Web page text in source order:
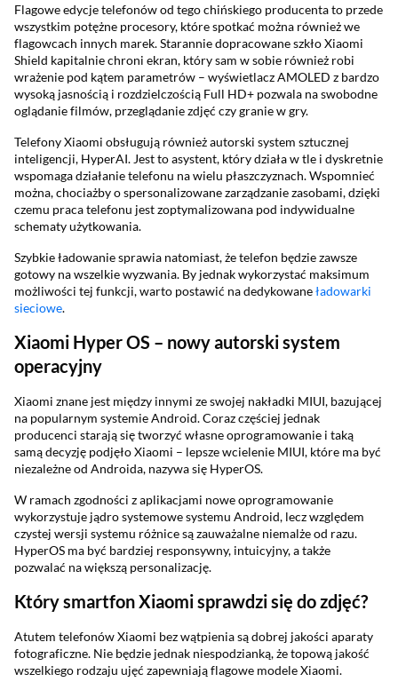
Flagowe edycje telefonów od tego chińskiego producenta to przede
wszystkim potężne procesory, które spotkać można również we
flagowcach innych marek. Starannie dopracowane szkło Xiaomi
Shield kapitalnie chroni ekran, który sam w sobie również robi
wrażenie pod kątem parametrów – wyświetlacz AMOLED z bardzo
wysoką jasnością i rozdzielczością Full HD+ pozwala na swobodne
oglądanie filmów, przeglądanie zdjęć czy granie w gry.
Telefony Xiaomi obsługują również autorski system sztucznej
inteligencji, HyperAI. Jest to asystent, który działa w tle i dyskretnie
wspomaga działanie telefonu na wielu płaszczyznach. Wspomnieć
można, chociażby o spersonalizowane zarządzanie zasobami, dzięki
czemu praca telefonu jest zoptymalizowana pod indywidualne
schematy użytkowania.
Szybkie ładowanie sprawia natomiast, że telefon będzie zawsze
gotowy na wszelkie wyzwania. By jednak wykorzystać maksimum
możliwości tej funkcji, warto postawić na dedykowaneładowarki
sieciowe.
Xiaomi Hyper OS – nowy autorski system
operacyjny
Xiaomi znane jest między innymi ze swojej nakładki MIUI, bazującej
na popularnym systemie Android. Coraz częściej jednak
producenci starają się tworzyć własne oprogramowanie i taką
samą decyzję podjęło Xiaomi – lepsze wcielenie MIUI, które ma być
niezależne od Androida, nazywa się HyperOS.
W ramach zgodności z aplikacjami nowe oprogramowanie
wykorzystuje jądro systemowe systemu Android, lecz względem
czystej wersji systemu różnice są zauważalne niemalże od razu.
HyperOS ma być bardziej responsywny, intuicyjny, a także
pozwalać na większą personalizację.
Który smartfon Xiaomi sprawdzi się do zdjęć?
Atutem telefonów Xiaomi bez wątpienia są dobrej jakości aparaty
fotograficzne. Nie będzie jednak niespodzianką, że topową jakość
wszelkiego rodzaju ujęć zapewniają flagowe modele Xiaomi.